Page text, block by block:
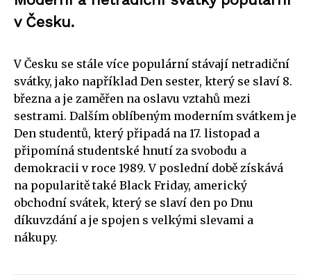
v Česku.
V Česku se stále více populární stávají netradiční
svátky, jako například Den sester, který se slaví 8.
března a je zaměřen na oslavu vztahů mezi
sestrami. Dalším oblíbeným moderním svátkem je
Den studentů, který připadá na 17. listopad a
připomíná studentské hnutí za svobodu a
demokracii v roce 1989. V poslední době získává
na popularitě také Black Friday, americký
obchodní svátek, který se slaví den po Dnu
díkuvzdání a je spojen s velkými slevami a
nákupy.